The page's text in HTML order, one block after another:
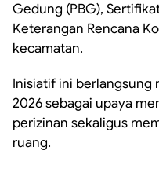
Gedung (PBG),
Keterangan Rencana
kecamatan.
Inisiatif ini berlangsung
2026 sebagai upaya
perizinan sekaligus
ruang.